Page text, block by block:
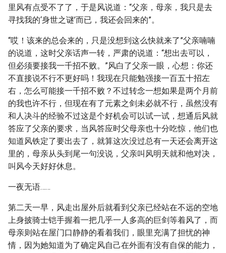
里风有点受不了了，于是风说道：“父亲，母亲，我只是去
寻找我的‘身世之谜’而已，我还会回来的”。
“哎！该来的总会来的，只是没想到这么快就来了”父亲喃喃
的说道，这时父亲话声一转，严肃的说道：“想出去可以，
但必须要接我一千招不败。”风白了父亲一眼，心想：你还
不直接说不行不更好吗！我现在只能勉强接一百五十招左
右，怎么可能接一千招不败？不过转念一想如果是两个月前
的我也许不行，但现在有了元素之剑未必就不行，虽然没有
和人决斗的经验不过这是个好机会可以试一试，想通后风就
答应了父亲的要求，当风答应时父母亲也十分吃惊，他们也
知道风铁定了要出去了，就算这次没过总有一天还会离开这
里的，母亲从头到尾一句没说，父亲叫风明天就和他对决，
叫风今天好好休息。
一夜无语……
第二天一早，风走出屋外后就看到父亲已经站在不远的空地
上身披骑士铠手握着一把几乎一人多高的巨剑等着风了，而
母亲则站在屋门口静静的看着我们，眼里充满了担忧的神
情，因为她知道为了确定风自己在外面有没有自保的能力，